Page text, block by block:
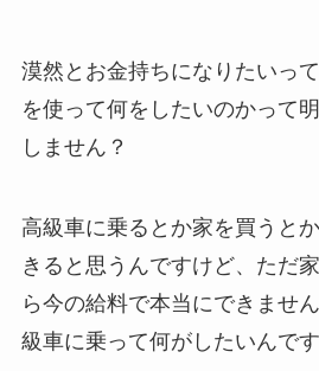
漠然とお金持ちになりたいっ
を使って何をしたいのかって
しません？
高級車に乗るとか家を買うと
きると思うんですけど、ただ
ら今の給料で本当にできませ
級車に乗って何がしたいんです